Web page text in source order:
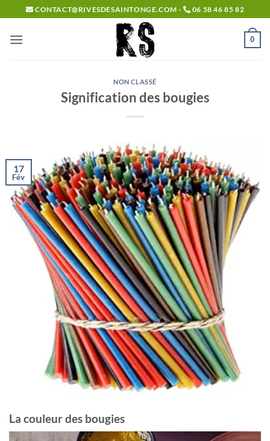
Passer
au
contenu
CONTACT@RIVESDESAINTONGE.COM - 06 58 46 85 82
0
NON CLASSÉ
Signification des bougies
17
Fév
La couleur des bougies